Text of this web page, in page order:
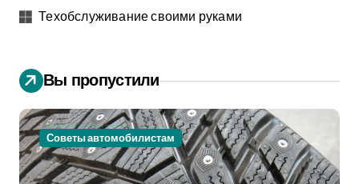
Техобслуживание своими руками
Вы пропустили
Советы автомобилистам